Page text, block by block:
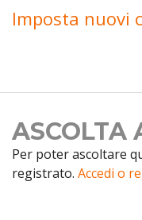
Imposta nuovi
ASCOLTA
Per poter ascoltare
registrato. Accedi o